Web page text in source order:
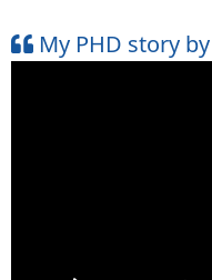
My PHD story